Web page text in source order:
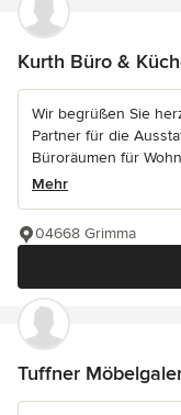
Kurth Büro &
Wir begrüßen Sie
Partner für die
Büroräumen für
Mehr
04668 Grimma
Tuffner